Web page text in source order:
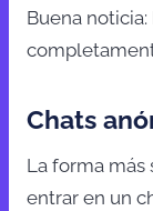
Buena
Chats
La forma más
entrar en un